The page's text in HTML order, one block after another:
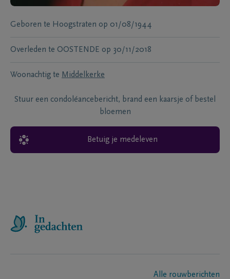
Geboren te Hoogstraten op 01/08/1944
Overleden te OOSTENDE op 30/11/2018
Woonachtig te Middelkerke
Stuur een condoléancebericht, brand een kaarsje of bestel
bloemen
Betuig je medeleven
Alle rouwberichten